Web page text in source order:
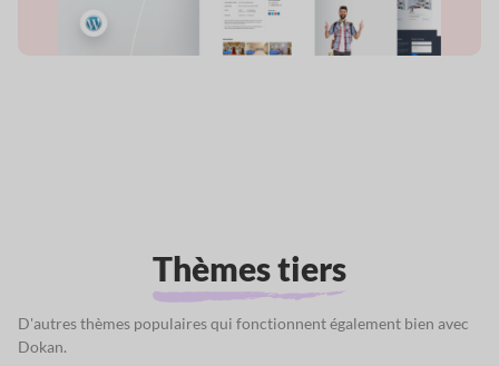
Thèmes tiers
D'autres thèmes populaires qui fonctionnent également bien avec
Dokan.